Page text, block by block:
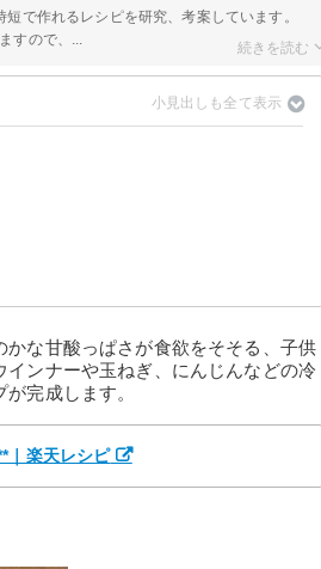
で作れるレシピを研究、考案しています。
すので、...
な甘酸っぱさが食欲をそそる、子供
ンナーや玉ねぎ、にんじんなどの冷
完成します。
｜楽天レシピ